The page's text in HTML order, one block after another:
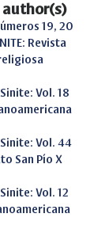
author(s)
19, 20
Revista
Sinite: Vol. 18
Sinite: Vol. 44
San Pío X
Sinite: Vol. 12